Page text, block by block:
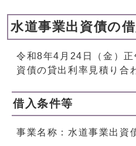
水道事業出資債の
令和8年4月24日（金）
資債の貸出利率見積り合
借入条件等
事業名称：水道事業出資